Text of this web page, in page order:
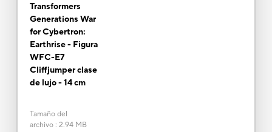
Transformers
Generations War
for Cybertron:
Earthrise - Figura
WFC-E7
Cliffjumper clase
de lujo - 14 cm
Tamaño del
archivo: 2.94 MB